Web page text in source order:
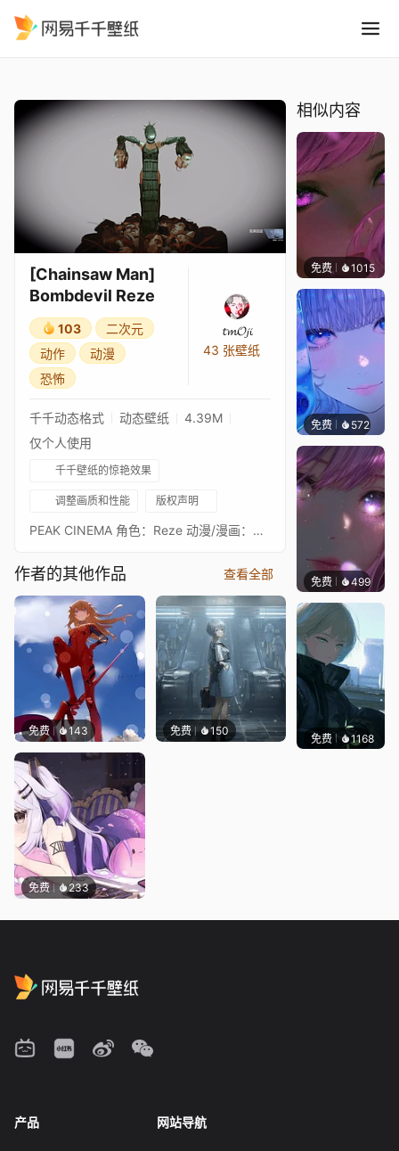
[Chainsaw Man]
Bombdevil Reze
103
二次元
动作
动漫
恐怖
𝓽𝓶𝓞𝓳𝓲
43 张壁纸
千千动态格式 动态壁纸
4.39M
仅个人使用
千千壁纸的惊艳效果
调整画质和性能 版权声明
PEAK CINEMA 角色：Reze 动漫/漫画：Chainsaw Man 类型：恐怖喜剧，动作 原画：lamatozore[x.com]🎆🧿🎶☆*: .｡. o(≧▽≦)o .｡.:*☆🎶🧿🎆 嘿，如果你还不知道，你不必在像 ko-fi 或 Patreon 这样的网站支持我。一个好的评论就足够了！╰(*°▽°*)╯ 顺便说一句，我制作的每一张壁纸都是免费的！（当然，委托除外） 如果你在某种合集（或其他）中购买了这张壁纸，我必须告诉你你被骗了。 请支持壁纸的原画艺术家，给那些人一些爱。 （顺便说一句，如果我在壁纸中使用你的作品，我会给你署名。（但前提是你能证明你是原画艺术家）） ☆*: .｡. .｡.:*☆(☞ﾟヮﾟ)☞ 如果你对我的作品/工作坊感兴趣~~> 这里有更多 ^_^: https://steamcommunity.com/id/tm0ji/myworkshopfiles/ 爱与和平 💕✌🏻🎆🧿🎶(❁´◡`❁)🎶🧿🎆
作者的其他作品 查看全部
免费 143 免费 150
免费 233
相似内容
免费 1015辰东
免费 572辰东
免费 499辰东
免费 1168辰东
产品 网站导航